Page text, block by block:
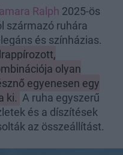
Ralph 2025-ös
származó ruhára
és színházias.
olyan
egyenesen egy
ki. A ruha egyszerű
és a díszítések
az összeállítást.